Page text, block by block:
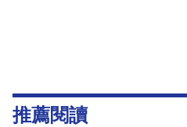
推薦閱讀